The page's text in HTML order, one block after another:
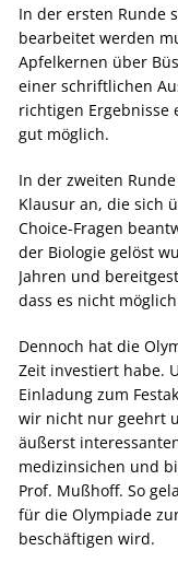
In der ersten Runde
bearbeitet werden
Apfelkernen über
einer schriftlichen
richtigen Ergebnisse
gut möglich.
In der zweiten
Klausur an, die sich
Choice-Fragen
der Biologie gelöst
Jahren und
dass es nicht
Dennoch hat die
Zeit investiert habe.
Einladung zum
wir nicht nur geehrt
äußerst
medizinsichen und
Prof. Mußhoff. So
für die Olympiade
beschäftigen wird.